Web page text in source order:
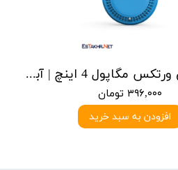
کفشور آنتی ورتکس مگاپول 4 اینچ | آبی یا سرمه ای
۳۹۶,۰۰۰ تومان
افزودن به سبد خرید